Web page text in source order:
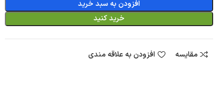
افزودن به سبد خرید
خرید کنید
مقایسه افزودن به علاقه مندی